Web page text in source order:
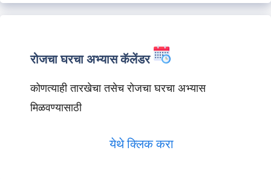
रोजचा घरचा अभ्यास कॅलेंडर
कोणत्याही तारखेचा तसेच रोजचा घरचा अभ्यास
मिळवण्यासाठी
येथे क्लिक करा